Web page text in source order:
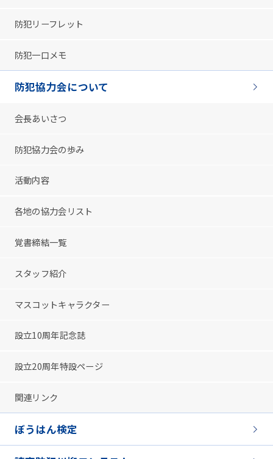
防犯リーフレット
防犯一口メモ
防犯協力会について
会長あいさつ
防犯協力会の歩み
活動内容
各地の協力会リスト
覚書締結一覧
スタッフ紹介
マスコットキャラクター
設立10周年記念誌
設立20周年特設ページ
関連リンク
ぼうはん検定